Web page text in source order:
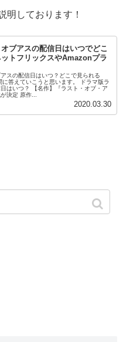
明しております！
オブアスの配信日はいつでどこ
トフリックスやAmazonプラ
スの配信日はいつ？どこで見られる
に答えていこうと思います。 ドラマ版ラ
はいつ？ 【名作】『ラスト・オブ・ア
決定 原作...
2020.03.30